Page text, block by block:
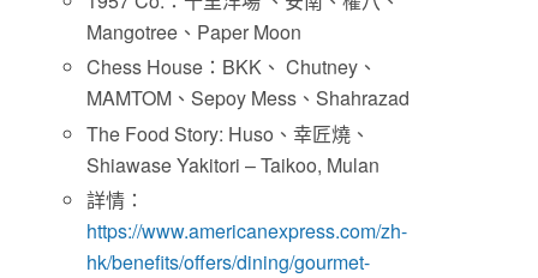
Mangotree、Paper Moon
Chess House：BKK、 Chutney、
MAMTOM、Sepoy Mess、Shahrazad
The Food Story: Huso、幸匠燒、
Shiawase Yakitori – Taikoo, Mulan
詳情：
https://www.americanexpress.com/zh-
hk/benefits/offers/dining/gourmet-